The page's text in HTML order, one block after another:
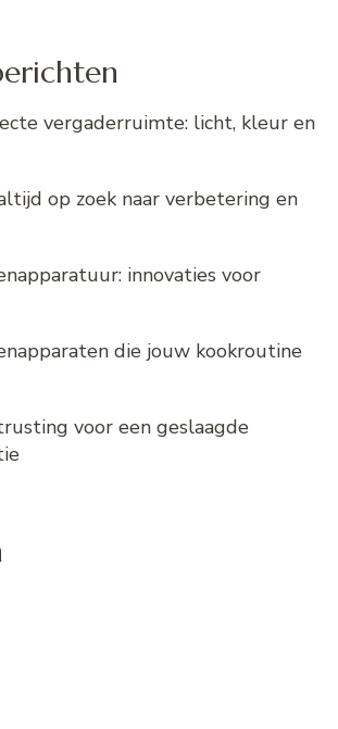
vergaderruimte: licht, kleur en
op zoek naar verbetering en
innovaties voor
die jouw kookroutine
voor een geslaagde